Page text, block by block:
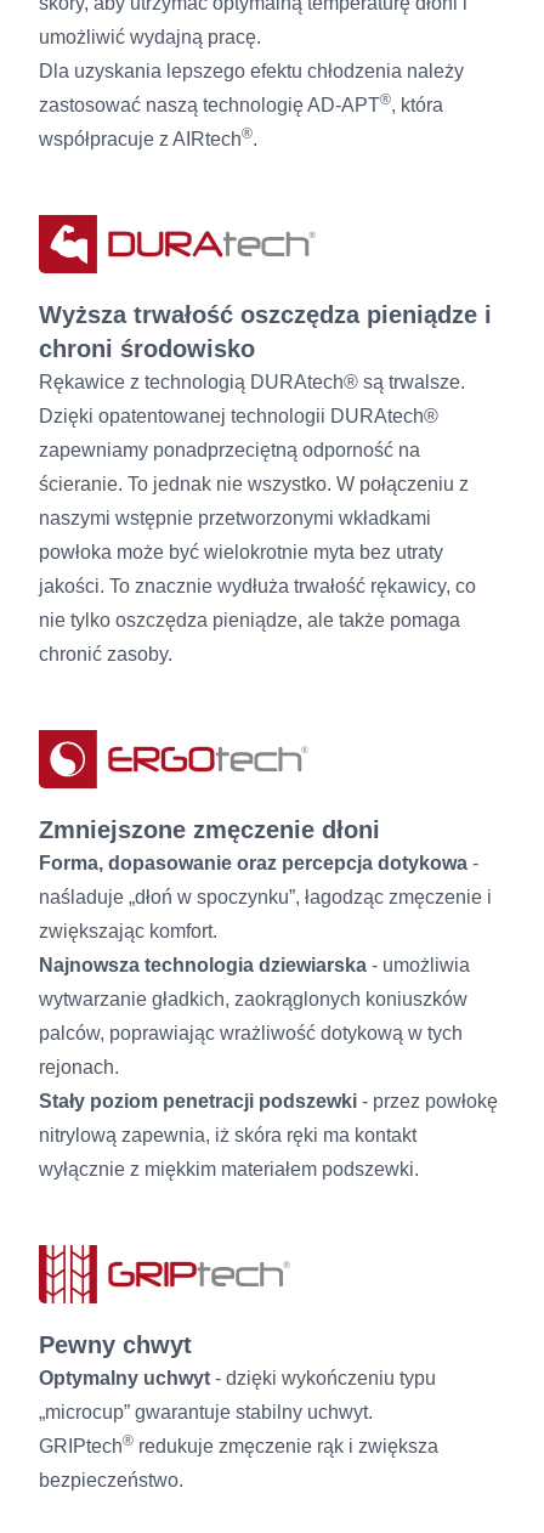
umożliwić wydajną pracę.
Dla uzyskania lepszego efektu chłodzenia należy
zastosować naszą technologię AD-APT®, która
współpracuje z AIRtech®.
Wyższa trwałość oszczędza pieniądze i
chroni środowisko
Rękawice z technologią DURAtech® są trwalsze.
Dzięki opatentowanej technologii DURAtech®
zapewniamy ponadprzeciętną odporność na
ścieranie. To jednak nie wszystko. W połączeniu z
naszymi wstępnie przetworzonymi wkładkami
powłoka może być wielokrotnie myta bez utraty
jakości. To znacznie wydłuża trwałość rękawicy, co
nie tylko oszczędza pieniądze, ale także pomaga
chronić zasoby.
Zmniejszone zmęczenie dłoni
Forma, dopasowanie oraz percepcja dotykowa -
naśladuje „dłoń w spoczynku”, łagodząc zmęczenie i
zwiększając komfort.
Najnowsza technologia dziewiarska - umożliwia
wytwarzanie gładkich, zaokrąglonych koniuszków
palców, poprawiając wrażliwość dotykową w tych
rejonach.
Stały poziom penetracji podszewki - przez powłokę
nitrylową zapewnia, iż skóra ręki ma kontakt
wyłącznie z miękkim materiałem podszewki.
Pewny chwyt
Optymalny uchwyt - dzięki wykończeniu typu
„microcup” gwarantuje stabilny uchwyt.
GRIPtech® redukuje zmęczenie rąk i zwiększa
bezpieczeństwo.